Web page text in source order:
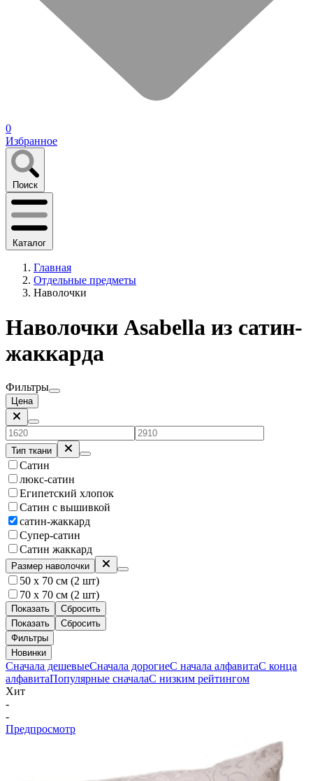
0
Избранное
Поиск
Каталог
Главная
Отдельные предметы
Наволочки
Наволочки Asabella из сатин-
жаккарда
Фильтры
Цена
Тип ткани
Сатин
люкс-сатин
Египетский хлопок
Сатин с вышивкой
сатин-жаккард
Супер-сатин
Сатин жаккард
Размер наволочки
50 х 70 см (2 шт)
70 х 70 см (2 шт)
Показать
Сбросить
Показать
Сбросить
Фильтры
Новинки
Сначала дешевыеСначала дорогиеС начала алфавитаС конца
алфавитаПопулярные сначалаС низким рейтингом
Хит
-
-
Предпросмотр